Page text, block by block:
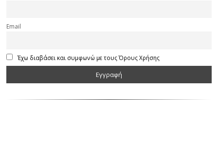
Email
Έχω διαβάσει και συμφωνώ με τους Όρους Χρήσης